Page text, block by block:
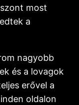
most
a
nagyobb
és a lovagok
erővel a
oldalon